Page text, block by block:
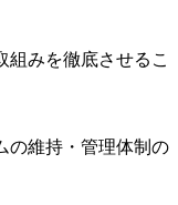
みを徹底させるこ
の維持・管理体制の